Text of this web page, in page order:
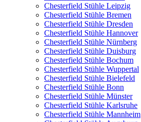
Chesterfield Stühle Leipzig
Chesterfield Stühle Bremen
Chesterfield Stühle Dresden
Chesterfield Stühle Hannover
Chesterfield Stühle Nürnberg
Chesterfield Stühle Duisburg
Chesterfield Stühle Bochum
Chesterfield Stühle Wuppertal
Chesterfield Stühle Bielefeld
Chesterfield Stühle Bonn
Chesterfield Stühle Münster
Chesterfield Stühle Karlsruhe
Chesterfield Stühle Mannheim